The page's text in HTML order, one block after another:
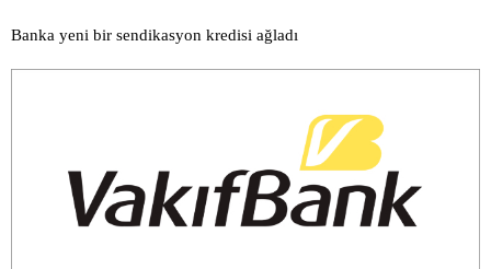
Banka yeni bir sendikasyon kredisi ağladı